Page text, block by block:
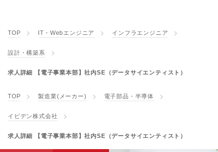
TOP IT・Webエンジニア インフラエンジニア
設計・構築系
求人詳細 【電子事業本部】社内SE（データサイエンティスト）
TOP 製造業(メーカー) 電子部品・半導体
イビデン株式会社
求人詳細 【電子事業本部】社内SE（データサイエンティスト）